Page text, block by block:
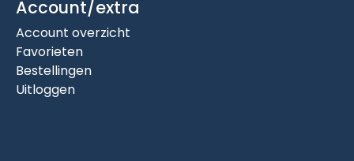
Account/extra
Account overzicht
Favorieten
Bestellingen
Uitloggen